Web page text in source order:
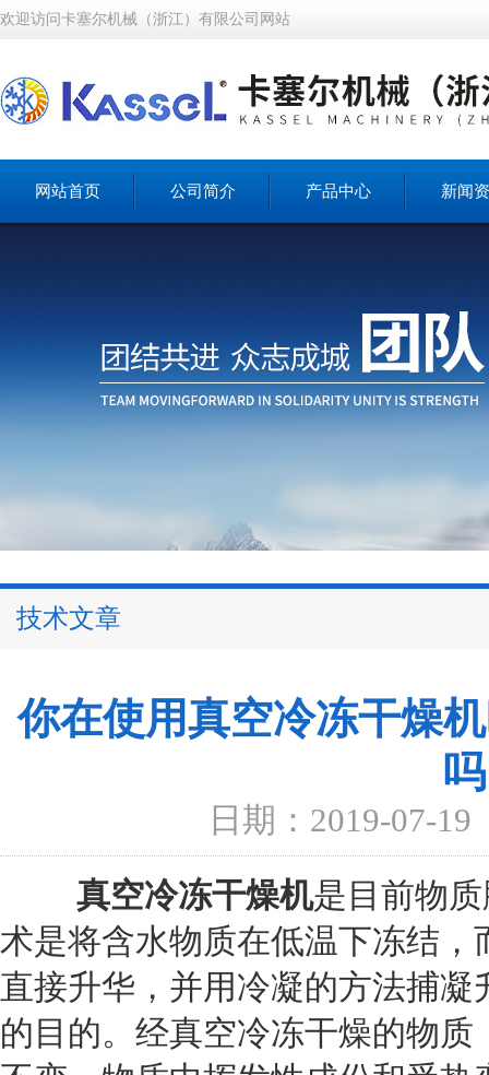
欢迎访问卡塞尔机械（浙江）有限公司网站
网站首页 公司简介 产品中心 新闻
技术文章
你在使用真空冷冻干燥
日期：2019-07-19
真空冷冻干燥机是目前物
术是将含水物质在低温下冻结
直接升华，并用冷凝的方法捕
的目的。经真空冷冻干燥的物